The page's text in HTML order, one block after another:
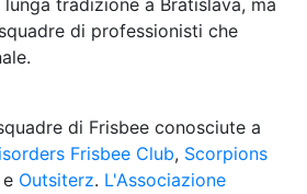
tradizione a Bratislava, ma
di professionisti che
di Frisbee conosciute a
Frisbee Club, Scorpions
Outsiterz. L'Associazione